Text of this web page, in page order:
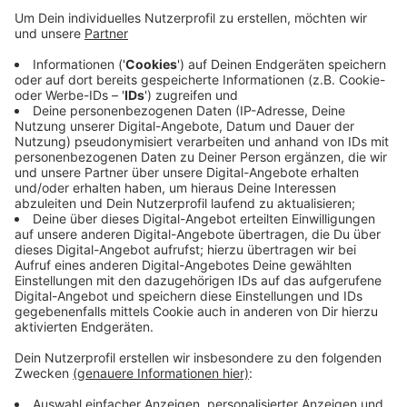
Die Einsatzkräfte überprüften 31 Fahrzeuge und
stellten 23 Verstöße fest, vor allem gegen
Sozialvorschriften. Außerdem wurden technische
Mängel und unzureichend gesicherte Ladung
beanstandet – in vier Fällen war der Zustand der
Fahrzeuge so schlecht, dass die Weiterfahrt sofort
untersagt wurde.
Anzeige